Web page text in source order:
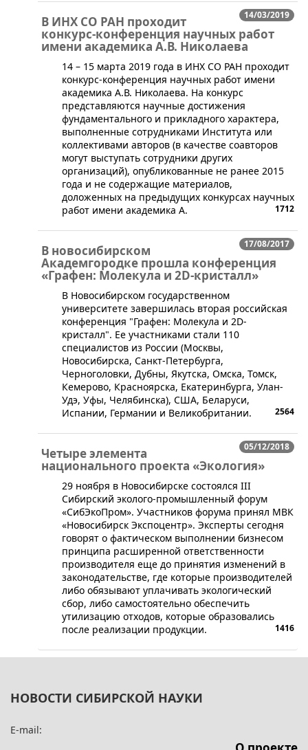
14/03/2019
В ИНХ СО РАН проходит
конкурс-конференция научных работ
имени академика А.В. Николаева
​14 – 15 марта 2019 года в ИНХ СО РАН проходит
конкурс-конференция научных работ имени
академика А.В. Николаева. На конкурс
представляются научные достижения
фундаментального и прикладного характера,
выполненные сотрудниками Института или
коллективами авторов (в качестве соавторов
могут выступать сотрудники других
организаций), опубликованные не ранее 2015
года и не содержащие материалов,
доложенных на предыдущих конкурсах научных
работ имени академика А.
1712
17/08/2017
В новосибирском
Академгородке прошла конференция
«Графен: Молекула и 2D-кристалл»
В Новосибирском государственном
университете завершилась вторая российская
конференция "Графен: Молекула и 2D-
кристалл". Ее участниками стали 110
специалистов из России (Москвы,
Новосибирска, Санкт-Петербурга,
Черноголовки, Дубны, Якутска, Омска, Томск,
Кемерово, Красноярска, Екатеринбурга, Улан-
Удэ, Уфы, Челябинска), США, Беларуси,
Испании, Германии и Великобритании.
2564
05/12/2018
Четыре элемента
национального проекта «Экология»
​29 ноября в Новосибирске состоялся III
Сибирский эколого-промышленный форум
«СибЭкоПром». Участников форума принял МВК
«Новосибирск Экспоцентр». Эксперты сегодня
говорят о фактическом выполнении бизнесом
принципа расширенной ответственности
производителя еще до принятия изменений в
законодательстве, где которые производителей
либо обязывают уплачивать экологический
сбор, либо самостоятельно обеспечить
утилизацию отходов, которые образовались
после реализации продукции.
1416
НОВОСТИ СИБИРСКОЙ НАУКИ
E-mail: